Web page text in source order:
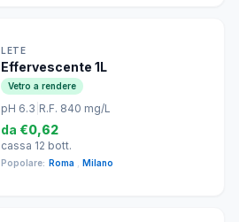
LETE
Effervescente 1L
Vetro a rendere
pH 6.3 R.F. 840 mg/L
da €0,62
cassa 12 bott.
Popolare: Roma Milano